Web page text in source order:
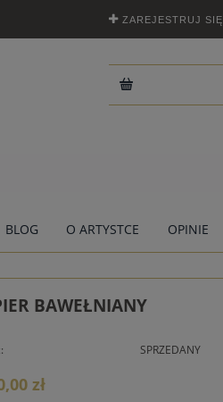
ZAREJESTRUJ SIĘ
BLOG O ARTYSTCE OPINIE
BAWEŁNIANY
SPRZEDANY
zł